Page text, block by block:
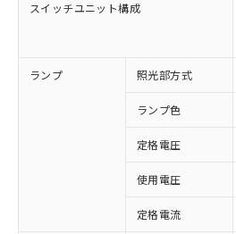
スイッチユニット構成
ランプ 照光部方式
ランプ色
定格電圧
使用電圧
定格電流
ご利用条件
以下の条件をお読みいただ
ご利用ください。
対応済み：EU RoHS指
非含有に対応した製品が
対応予定：EU RoHS指令（
有に対応した製品に切り替
対応予定なし：EU RoHS指
非含有に非対応の商品で、